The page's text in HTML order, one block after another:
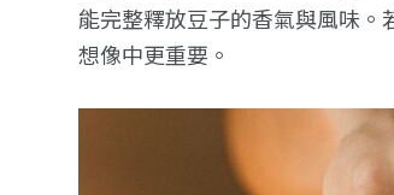
能完整釋放豆子的香氣與風味
想像中更重要。